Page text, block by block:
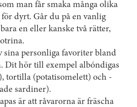
man får smaka många olika
dyrt. Går du på en vanlig
en eller kanske två rätter,
sina personliga favoriter bland
Dit hör till exempel albóndigas
tortilla (potatisomelett) och
sardiner).
är att ­råvarorna är fräscha